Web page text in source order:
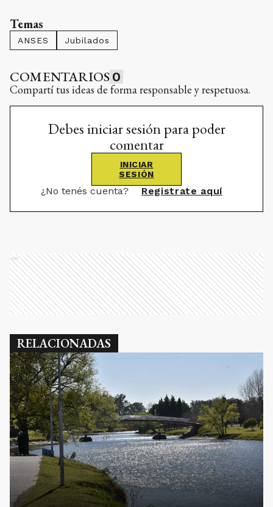
Temas
ANSES Jubilados
COMENTARIOS 0
Compartí tus ideas de forma responsable y respetuosa.
Debes iniciar sesión para poder
comentar
INICIAR
SESIÓN
¿No tenés cuenta? Registrate aquí
Ads
RELACIONADAS